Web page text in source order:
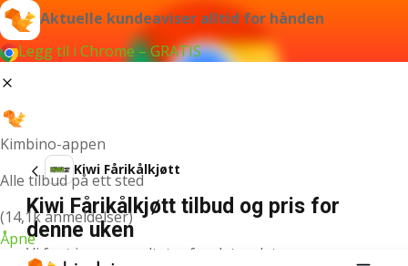
Aktuelle kundeaviser alltid for hånden
Legg til i Chrome – GRATIS
Kimbino-appen
Alle tilbud på ett sted
(14,1k anmeldelser)
Åpne
Kiwi Fårikålkjøtt
Kiwi Fårikålkjøtt tilbud og pris for
denne uken
Vi fant ingen resultater for det ordet.